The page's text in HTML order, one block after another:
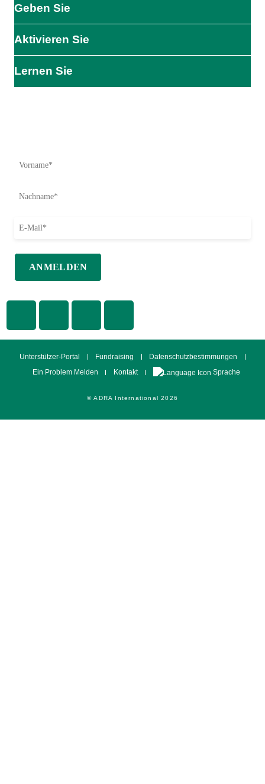
Geben Sie
Aktivieren Sie
Lernen Sie
© ADRA International 2026
Unterstützer-Portal Fundraising
Datenschutzbestimmungen
Ein Problem Melden
Kontakt Sprache